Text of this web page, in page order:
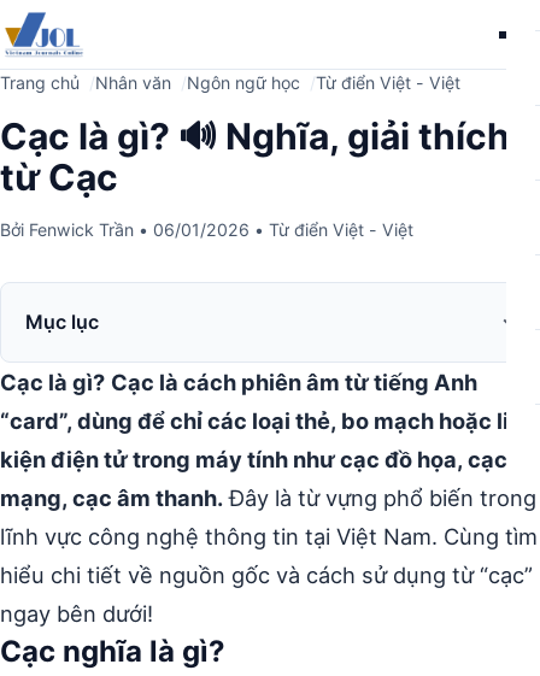
Trang chủ Nhân văn Ngôn ngữ học Từ điển Việt - Việt
Cạc là gì? 🔊 Nghĩa, giải thích
từ Cạc
Bởi Fenwick Trần • 06/01/2026 • Từ điển Việt - Việt
Mục lục
Cạc là gì? Cạc là cách phiên âm từ tiếng Anh
“card”, dùng để chỉ các loại thẻ, bo mạch hoặc linh
kiện điện tử trong máy tính như cạc đồ họa, cạc
mạng, cạc âm thanh.Đây là từ vựng phổ biến trong
lĩnh vực công nghệ thông tin tại Việt Nam. Cùng tìm
hiểu chi tiết về nguồn gốc và cách sử dụng từ “cạc”
ngay bên dưới!
Cạc nghĩa là gì?